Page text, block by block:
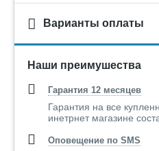
Варианты оплаты
Наши преимушества
Гарантия 12 месяцев
Гарантия на все
инетрнет магазине
Оповещение по SMS